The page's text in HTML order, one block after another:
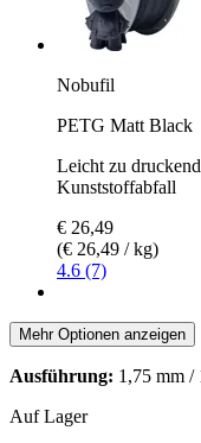
Nobufil
PETG Matt Black
Leicht zu
Kunststoffabfall
€ 26,49
(€ 26,49 / kg)
4.6 (7)
Mehr Optionen anzeigen
Ausführung: 1,75 mm /
Auf Lager